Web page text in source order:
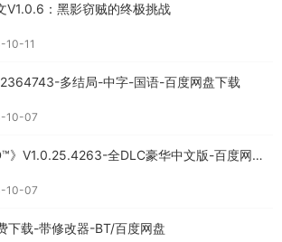
V1.0.6：黑影窃贼的终极挑战
10-11
多结局-中字-国语-百度网盘下载
10-07
》V1.0.25.4263-全DLC豪华中文版-百度网盘
10-07
下载-带修改器-BT/百度网盘